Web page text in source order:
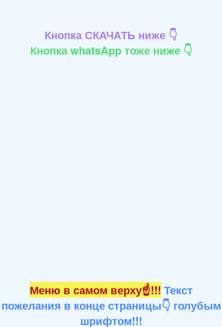
Кнопка СКАЧАТЬ ниже 👇
Кнопка whatsApp тоже ниже 👇
Меню в самом верху☝!!! Текст
пожелания в конце страницы👇 голубым
шрифтом!!!